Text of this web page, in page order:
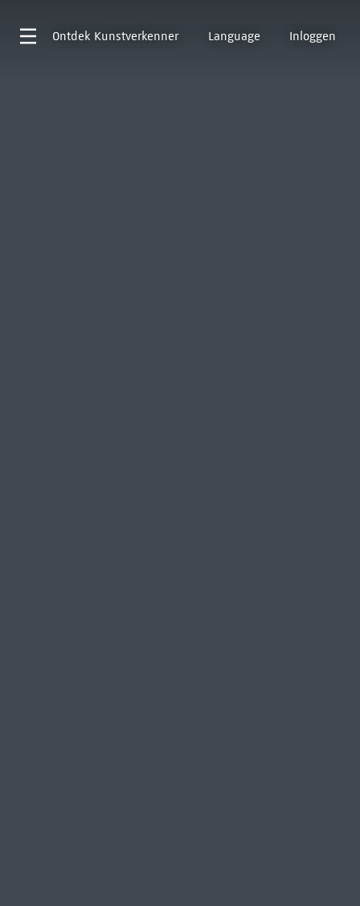
Ontdek Kunstverkenner Language Inloggen